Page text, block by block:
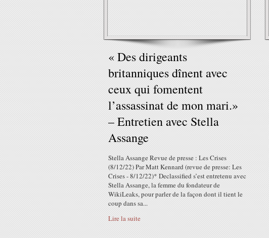
« Des dirigeants
britanniques dînent avec
ceux qui fomentent
l’assassinat de mon mari.»
– Entretien avec Stella
Assange
Stella Assange Revue de presse : Les Crises
(8/12/22) Par Matt Kennard (revue de presse: Les
Crises - 8/12/22)* Declassified s’est entretenu avec
Stella Assange, la femme du fondateur de
WikiLeaks, pour parler de la façon dont il tient le
coup dans sa...
Lire la suite